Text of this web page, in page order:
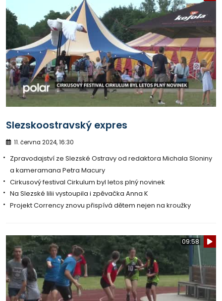
Slezskoostravský expres
11. června 2024, 16:30
Zpravodajství ze Slezské Ostravy od redaktora Michala Sloniny
a kameramana Petra Macury
Cirkusový festival Cirkulum byl letos plný novinek
Na Slezské lilii vystoupila i zpěvačka Anna K
Projekt Corrency znovu přispívá dětem nejen na kroužky
09:58